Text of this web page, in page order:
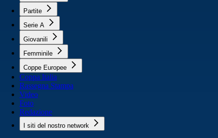
Partite
Serie A
Giovanili
Femminile
Coppe Europee
Coppa Italia
Rassegna Stampa
Video
Foto
Redazione
I siti del nostro network